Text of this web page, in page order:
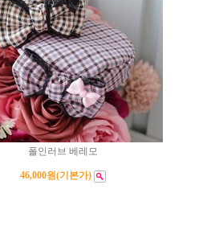
폴인러브 베레모
46,000원(기본가)